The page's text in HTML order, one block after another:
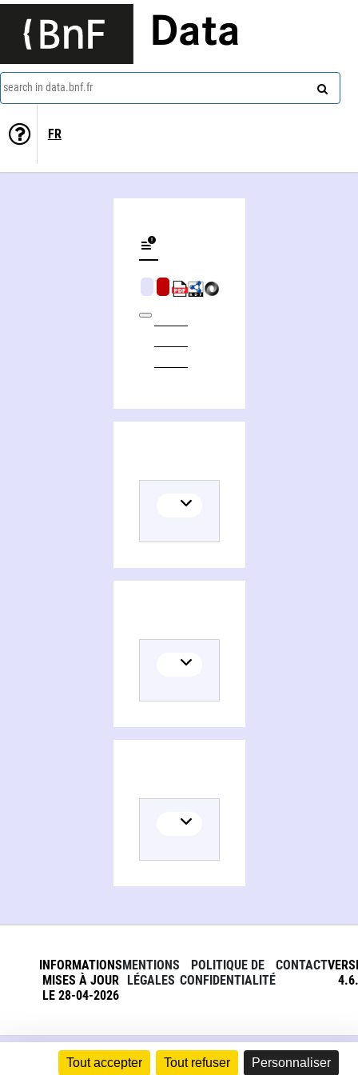
Tout accepter Tout refuser Personnaliser
Data
search in data.bnf.fr
FR
INFORMATIONS
MISES À JOUR
LE 28-04-2026
MENTIONS
LÉGALES
POLITIQUE DE
CONFIDENTIALITÉ
CONTACT